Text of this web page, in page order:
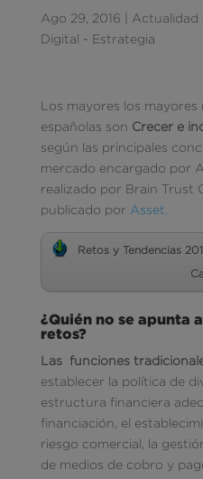
Ago 29, 2016 Actualidad
Digital - Estrategia
Los mayores los mayores
españolas son Crecer e
según las principales
mercado encargado por
realizado por Brain Trust
publicado por Asset.
Retos y Tendencias
¿Quién no se apunta
retos?
Las funciones
establecer la política de
estructura financiera
financiación, el
riesgo comercial, la
de medios de cobro y